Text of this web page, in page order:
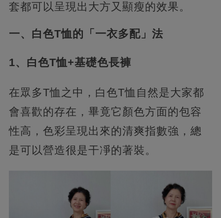
套都可以呈現出大方又顯瘦的效果。
一、白色T恤的「一衣多配」法
1、白色T恤+基礎色長褲
在眾多T恤之中，白色T恤自然是大家都
會喜歡的存在，畢竟它顏色方面的包容
性高，色彩呈現出來的清爽指數強，總
是可以營造很是干凈的著裝。